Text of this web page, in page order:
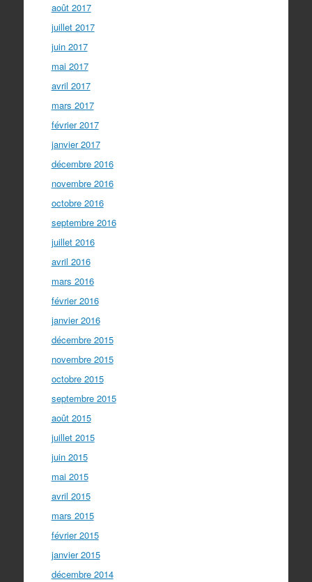
août 2017
juillet 2017
juin 2017
mai 2017
avril 2017
mars 2017
février 2017
janvier 2017
décembre 2016
novembre 2016
octobre 2016
septembre 2016
juillet 2016
avril 2016
mars 2016
février 2016
janvier 2016
décembre 2015
novembre 2015
octobre 2015
septembre 2015
août 2015
juillet 2015
juin 2015
mai 2015
avril 2015
mars 2015
février 2015
janvier 2015
décembre 2014